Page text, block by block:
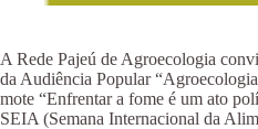
A Rede Pajeú de Agroecologia
da Audiência Popular
mote “Enfrentar a fome é um ato
SEIA (Semana Internacional da